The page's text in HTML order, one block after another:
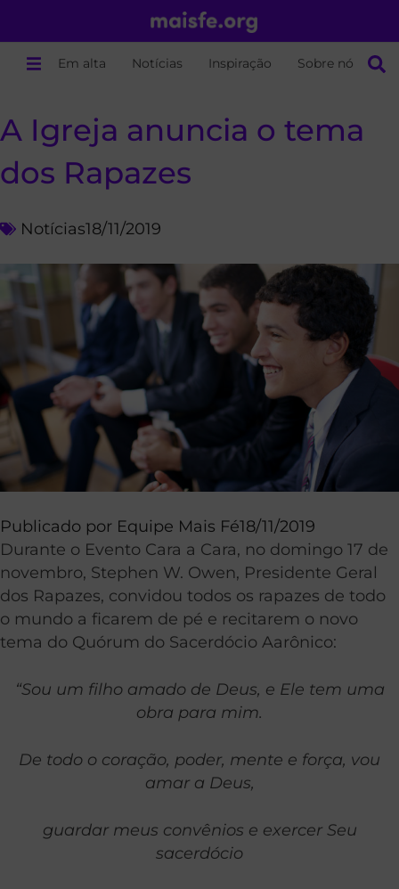
Em alta Notícias Inspiração Sobre nós
A Igreja anuncia o tema
dos Rapazes
Notícias18/11/2019
Publicado por Equipe Mais Fé18/11/2019
Durante o Evento Cara a Cara, no domingo 17 de
novembro, Stephen W. Owen, Presidente Geral
dos Rapazes, convidou todos os rapazes de todo
o mundo a ficarem de pé e recitarem o novo
tema do Quórum do Sacerdócio Aarônico:
“Sou um filho amado de Deus, e Ele tem uma
obra para mim.
De todo o coração, poder, mente e força, vou
amar a Deus,
guardar meus convênios e exercer Seu
sacerdócio